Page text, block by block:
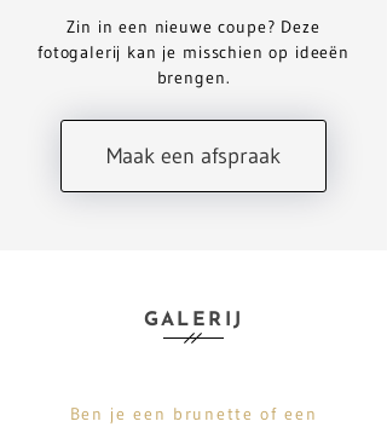
Zin in een nieuwe coupe? Deze
fotogalerij kan je misschien op ideeën
brengen.
Maak een afspraak
GALERIJ
Ben je een brunette of een